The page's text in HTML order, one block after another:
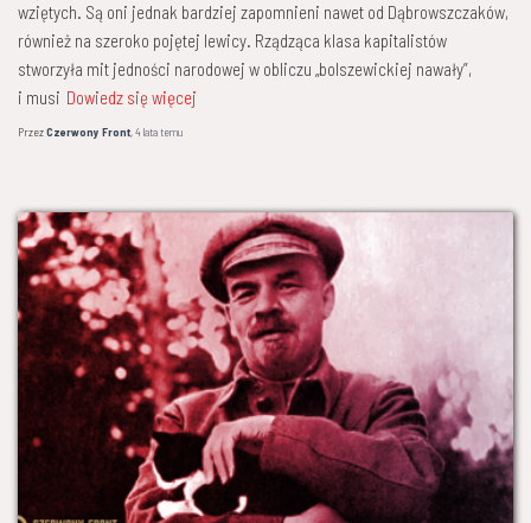
wziętych. Są oni jednak bardziej zapomnieni nawet od Dąbrowszczaków,
również na szeroko pojętej lewicy. Rządząca klasa kapitalistów
stworzyła mit jedności narodowej w obliczu „bolszewickiej nawały”,
i musi Dowiedz się więcej
PrzezCzerwony Front,4 latatemu